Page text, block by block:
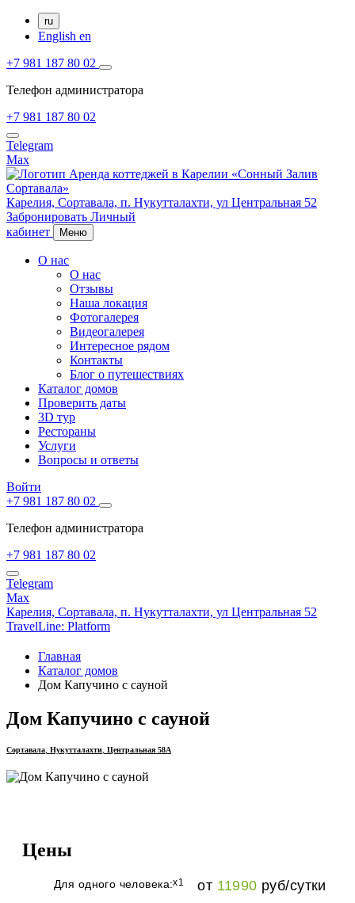
ru
English en
+7 981 187 80 02
Телефон администратора
+7 981 187 80 02
Telegram
Max
Карелия, Сортавала, п. Нукутталахти, ул Центральная 52
Забронировать Личный
кабинет
Меню
О нас
О нас
Отзывы
Наша локация
Фотогалерея
Видеогалерея
Интересное рядом
Контакты
Блог о путешествиях
Каталог домов
Проверить даты
3D тур
Рестораны
Услуги
Вопросы и ответы
Войти
+7 981 187 80 02
Телефон администратора
+7 981 187 80 02
Telegram
Max
Карелия, Сортавала, п. Нукутталахти, ул Центральная 52
TravelLine: Platform
Главная
Каталог домов
Дом Капучино с сауной
Дом Капучино с сауной
Сортавала Нукутталахти Центральная 58А
Цены
Для одного человека:x1 от 11990 руб/сутки